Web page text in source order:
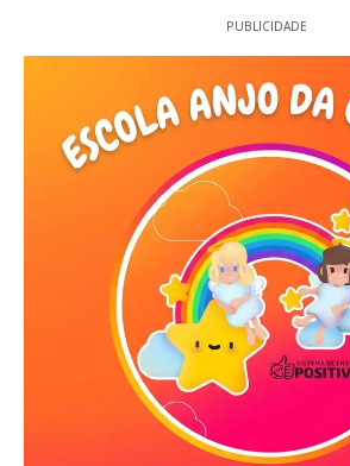
PUBLICIDADE